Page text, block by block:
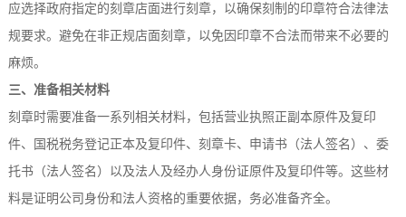
应选择政府指定的刻章店面进行刻章，以确保刻制的印章符合法律法
规要求。避免在非正规店面刻章，以免因印章不合法而带来不必要的
麻烦。
三、准备相关材料
刻章时需要准备一系列相关材料，包括营业执照正副本原件及复印
件、国税税务登记正本及复印件、刻章卡、申请书（法人签名）、委
托书（法人签名）以及法人及经办人身份证原件及复印件等。这些材
料是证明公司身份和法人资格的重要依据，务必准备齐全。